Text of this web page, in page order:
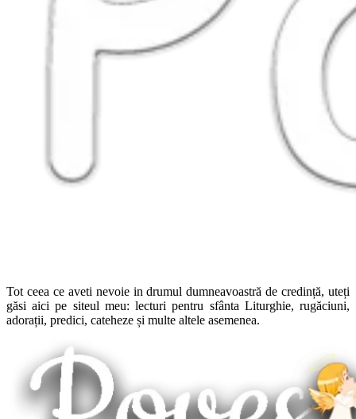
Tot ceea ce aveti nevoie in drumul dumneavoastră de credință, uteți
găsi aici pe siteul meu: lecturi pentru sfânta Liturghie, rugăciuni,
adorații, predici, cateheze și multe altele asemenea.